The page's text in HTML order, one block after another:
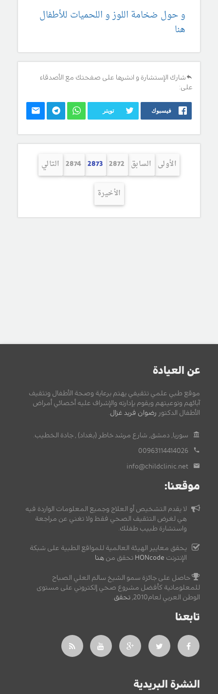
و حول ضخامة اللوز و اللحميات للأطفال
هنا
شارك الإستشارة و انشرها على صفحتك مع الأصدقاء
على:
فيسبوك تويتر
الأولى السابق 2872
2873
2874 التالي
الأخيرة
عن العيادة
موقع طبي علمي تثقيفي يهتم برعاية وصحة الأطفال وتثقيف
آبائهم وتوعيتهم ويقوم بإدارته والإشراف عليه أخصائي أمراض
الأطفال الدكتور رضوان فريد غزال
سوريا, دمشق, شارع مرشد خاطر (بغداد) , جادة الخطيب.
00963114414026
info@childclinic.net
موقعنا:
لا يقدم التشخيص أو العلاج وجميع المعلومات الواردة فيه
هي لغرض التثقيف الصحي فقط ولا تغني عن مراجعة
واستشارة طبيب طفلك.
يحقق معايير الهيئة العالمية للمواقع الطبية على شبكة
الإنترنت HONcode تحقق من هنا
حاصل على جائزة سمو الشيخ سالم العلي الصباح
للمعلوماتية كأفضل مشروع صحي إلكتروني على مستوى
الوطن العربي لعام2010,
تحقق
تابعنا
النشرة البريدية